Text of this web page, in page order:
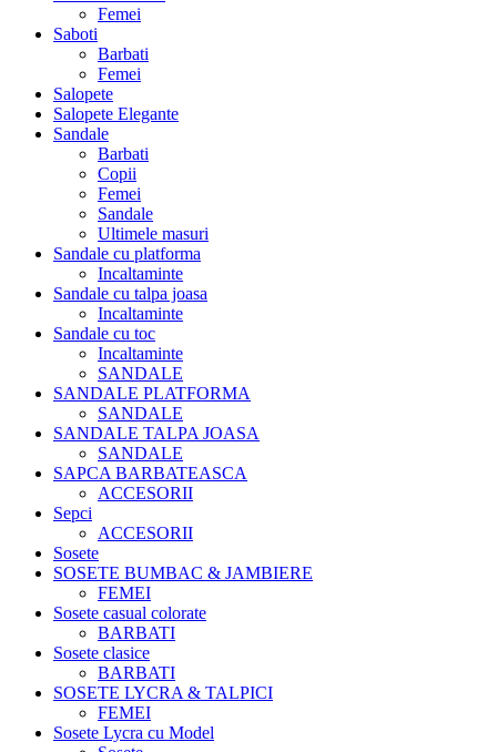
Femei
Saboti
Barbati
Femei
Salopete
Salopete Elegante
Sandale
Barbati
Copii
Femei
Sandale
Ultimele masuri
Sandale cu platforma
Incaltaminte
Sandale cu talpa joasa
Incaltaminte
Sandale cu toc
Incaltaminte
SANDALE
SANDALE PLATFORMA
SANDALE
SANDALE TALPA JOASA
SANDALE
SAPCA BARBATEASCA
ACCESORII
Sepci
ACCESORII
Sosete
SOSETE BUMBAC & JAMBIERE
FEMEI
Sosete casual colorate
BARBATI
Sosete clasice
BARBATI
SOSETE LYCRA & TALPICI
FEMEI
Sosete Lycra cu Model